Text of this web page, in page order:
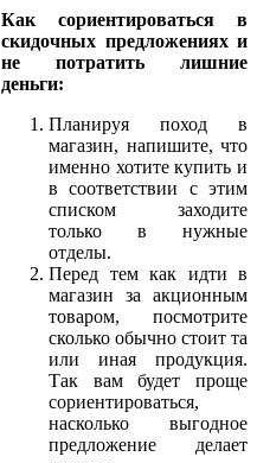
Как сориентироваться в
скидочных предложениях и
не потратить лишние
деньги:
Планируя поход в
магазин, напишите, что
именно хотите купить и
в соответствии с этим
списком заходите
только в нужные
отделы.
Перед тем как идти в
магазин за акционным
товаром, посмотрите
сколько обычно стоит та
или иная продукция.
Так вам будет проще
сориентироваться,
насколько выгодное
предложение делает